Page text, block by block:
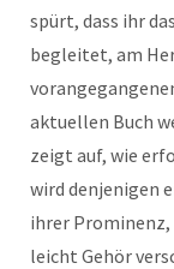
spürt, dass ihr
begleitet, am
aktuellen Buch
zeigt auf, wie
wird denjenigen
ihrer Prominenz,
leicht Gehör